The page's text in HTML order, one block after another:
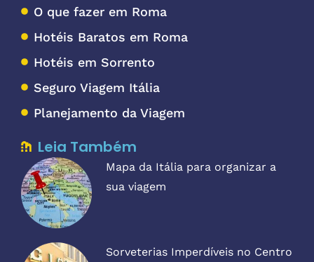
O que fazer em Roma
Hotéis Baratos em Roma
Hotéis em Sorrento
Seguro Viagem Itália
Planejamento da Viagem
Leia Também
Mapa da Itália para organizar a
sua viagem
Sorveterias Imperdíveis no Centro